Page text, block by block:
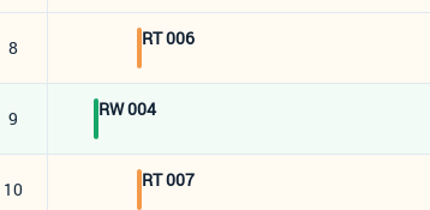
8 RT 006
9 RW 004
10 RT 007